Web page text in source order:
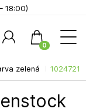
zelená 1024721
18:00)
0